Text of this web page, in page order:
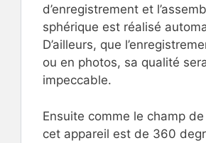
d’enregistrement et
sphérique est réalisé
D’ailleurs, que
ou en photos, sa qualité
impeccable.
Ensuite comme le champ
cet appareil est de 360